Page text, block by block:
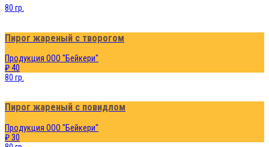
80 гр.
Пирог жареный с творогом
Продукция ООО "Бейкери"
₽ 40
80 гр.
Пирог жареный с повидлом
Продукция ООО "Бейкери"
₽ 30